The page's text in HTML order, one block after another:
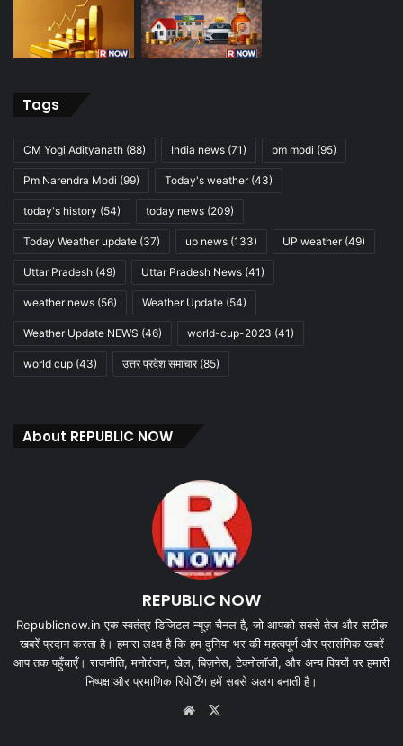
Tags
CM Yogi Adityanath (88) India news (71) pm modi (95)
Pm Narendra Modi (99) Today's weather(43)
today's history (54) today news (209)
Today Weather update (37) up news (133) UP weather(49)
Uttar Pradesh (49) Uttar Pradesh News (41)
weather news (56) Weather Update (54)
Weather Update NEWS (46) world-cup-2023 (41)
world cup (43) उत्तर प्रदेश समाचार(85)
About REPUBLIC NOW
REPUBLIC NOW
Republicnow.in एक स्वतंत्र डिजिटल न्यूज़ चैनल है, जो आपको सबसे तेज और सटीक
खबरें प्रदान करता है। हमारा लक्ष्य है कि हम दुनिया भर की महत्वपूर्ण और प्रासंगिक खबरें
आप तक पहुँचाएँ। राजनीति, मनोरंजन, खेल, बिज़नेस, टेक्नोलॉजी, और अन्य विषयों पर हमारी
निष्पक्ष और प्रमाणिक रिपोर्टिंग हमें सबसे अलग बनाती है।
Website